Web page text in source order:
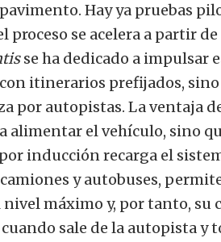
Hay ya pruebas
proceso se acelera a partir
se ha dedicado a impulsar
itinerarios prefijados,
por autopistas. La ventaja
alimentar el vehículo, sino
inducción recarga el
camiones y autobuses,
máximo y, por tanto, su
sale de la autopista y